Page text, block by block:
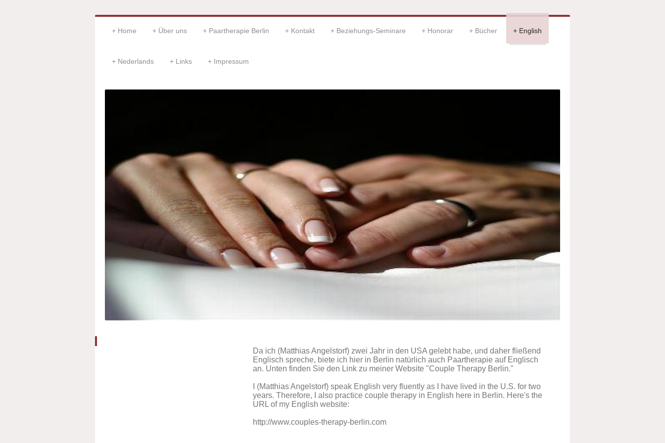
Home Über uns Paartherapie Berlin Kontakt Beziehungs-Seminare Honorar Bücher English
Nederlands Links Impressum
Da ich (Matthias Angelstorf) zwei Jahr in den USA gelebt habe, und daher fließend
Englisch spreche, biete ich hier in Berlin natürlich auch Paartherapie auf Englisch
an. Unten finden Sie den Link zu meiner Website "Couple Therapy Berlin."
I (Matthias Angelstorf) speak English very fluently as I have lived in the U.S. for two
years. Therefore, I also practice couple therapy in English here in Berlin. Here's the
URL of my English website:
http://www.couples-therapy-berlin.com